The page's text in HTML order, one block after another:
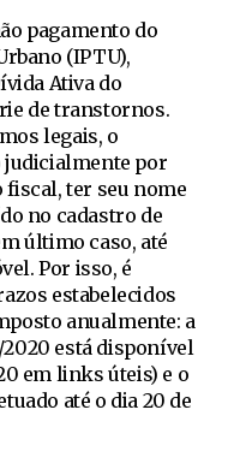
pagamento do
(IPTU),
Ativa do
de transtornos.
legais, o
judicialmente por
fiscal, ter seu nome
no cadastro de
último caso, até
Por isso, é
estabelecidos
anualmente: a
está disponível
em links úteis) e o
até o dia 20 de